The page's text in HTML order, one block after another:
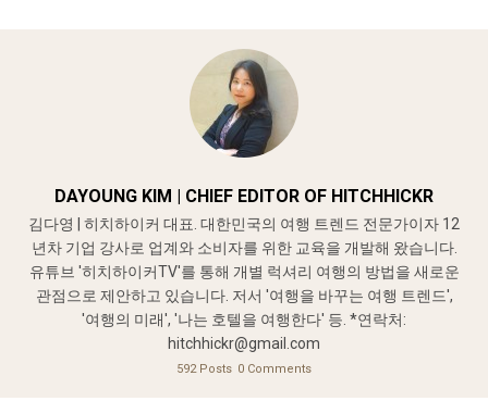
DAYOUNG KIM | CHIEF EDITOR OF HITCHHICKR
김다영 | 히치하이커 대표. 대한민국의 여행 트렌드 전문가이자 12
년차 기업 강사로 업계와 소비자를 위한 교육을 개발해 왔습니다.
유튜브 '히치하이커TV'를 통해 개별 럭셔리 여행의 방법을 새로운
관점으로 제안하고 있습니다. 저서 '여행을 바꾸는 여행 트렌드',
'여행의 미래', '나는 호텔을 여행한다' 등. *연락처:
hitchhickr@gmail.com
592 Posts 0 Comments